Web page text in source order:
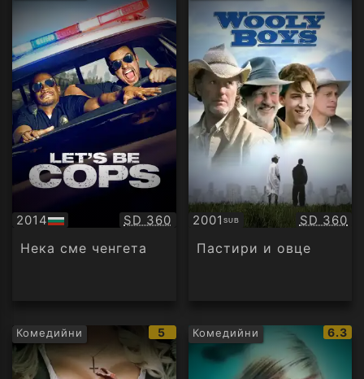
2014
БГ
аудио
Качество:
SD 360
Нека сме ченгета
2001 SUB
Субтитри SD 360
Пастири и овце
Комедийни
IMDb
рейтинг:
5 Комедийни
IMDb
6.3